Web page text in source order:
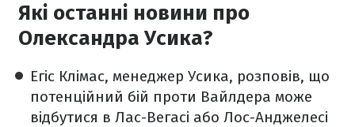
Які останні новини про
Олександра Усика?
Егіс Клімас, менеджер Усика, розповів, що
потенційний бій проти Вайлдера може
відбутися в Лас-Вегасі або Лос-Анджелесі